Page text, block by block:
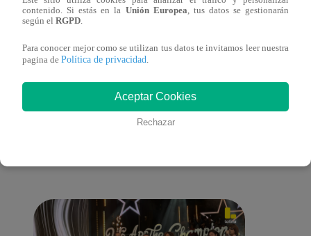
Melissa Klug en EVDLV: ¿Te consideras
una buena madre?
También te puede
interesar
contenido. Si estás en la Unión Europea , tus datos se gestionarán
según el RGPD
Para conocer mejor como se utilizan tus datos te invitamos leer nuestra
pagina de Política de privacidad
Aceptar Cookies
Rechazar